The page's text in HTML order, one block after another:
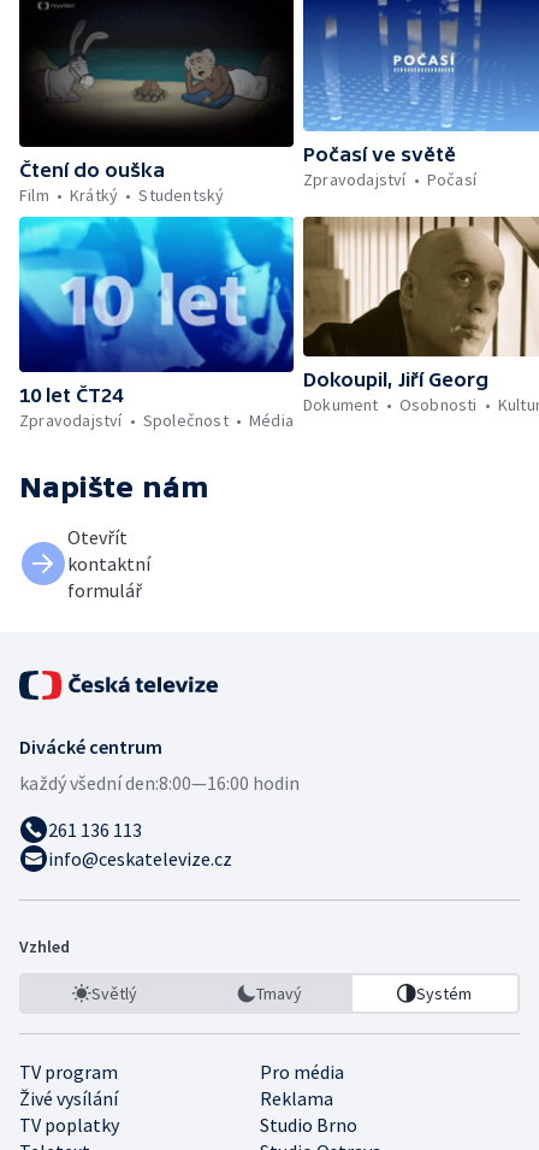
Čtení do ouška
Film
Krátký Studentský
Počasí ve světě
Zpravodajství
Počasí
10 let ČT24
Zpravodajství
Společnost Média
Dokoupil, Jiří Georg
Dokument
Osobnosti
Napište nám
Otevřít
kontaktní
formulář
Divácké centrum
každý všední den:8:00—16:00 hodin
261 136 113
info@ceskatelevize.cz
Vzhled
Světlý Tmavý Systém
TV program
Pro média
Živé vysílání
Reklama
TV poplatky
Studio Brno